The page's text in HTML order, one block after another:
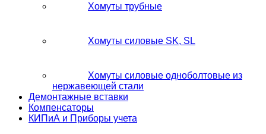
Хомуты трубные
Хомуты силовые SK, SL
Хомуты силовые одноболтовые из
нержавеющей стали
Демонтажные вставки
Компенсаторы
КИПиА и Приборы учета